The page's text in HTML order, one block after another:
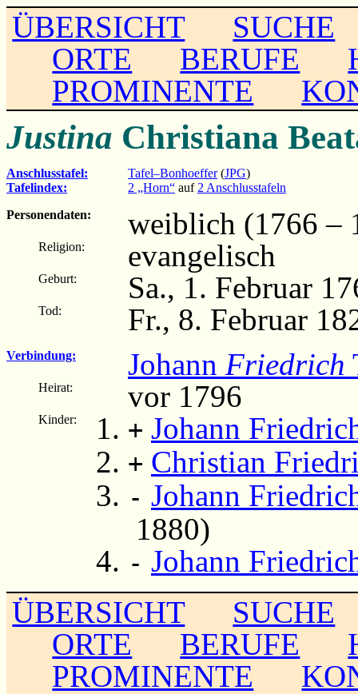
ÜBERSICHT
SUCHE
ORTE
BERUFE
PROMINENTE
Justina Christiana
Anschlusstafel: Tafel–Bonhoeffer(JPG)
Tafelindex:
2 „Horn“ auf 2 Anschlusstafeln
Personendaten:
weiblich (1766 –
Religion: evangelisch
Geburt: Sa., 1. Februar
Tod: Fr., 8. Februar
Verbindung: Johann Friedrich
Heirat: vor 1796
Kinder: + Johann
+ Christian
- Johann
1880)
- Johann
ÜBERSICHT
SUCHE
ORTE
BERUFE
PROMINENTE